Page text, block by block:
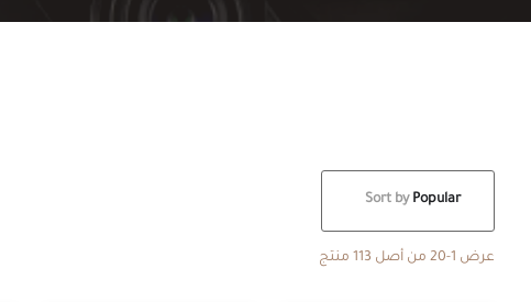
Popular
Sort by
عرض 1-20 من أصل 113 منتج